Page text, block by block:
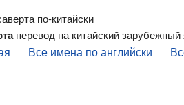
по-китайски
перевод на китайский зарубежный
Все имена по английски